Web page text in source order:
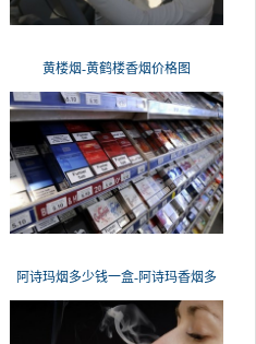
黄楼烟-黄鹤楼香烟价格图
阿诗玛烟多少钱一盒-阿诗玛香烟多